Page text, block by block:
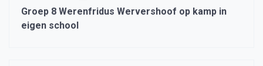
Groep 8 Werenfridus Wervershoof op kamp in
eigen school